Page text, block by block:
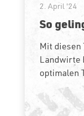
2. April '24
So
Mit diesen
Landwirte
optimalen